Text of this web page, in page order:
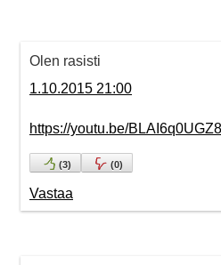
Olen rasisti
1.10.2015 21:00
https://youtu.be/BLAI6q0UGZ8
(3) (0)
Vastaa